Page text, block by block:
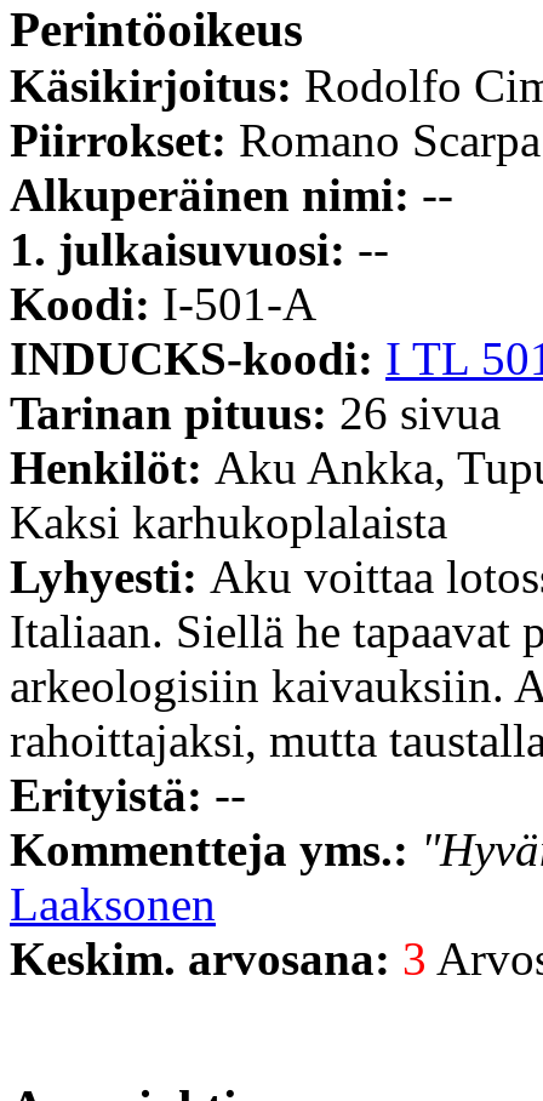
Perintöoikeus
Käsikirjoitus: Rodolfo
Piirrokset: Romano Scarpa
Alkuperäinen nimi: --
1. julkaisuvuosi: --
Koodi: I-501-A
INDUCKS-koodi: I TL
Tarinan pituus: 26 sivua
Henkilöt: Aku Ankka,
Kaksi karhukoplalaista
Lyhyesti: Aku voittaa
Italiaan. Siellä he tapaavat
arkeologisiin kaivauksiin.
rahoittajaksi, mutta
Erityistä: --
Kommentteja yms.:
Laaksonen
Keskim. arvosana: 3